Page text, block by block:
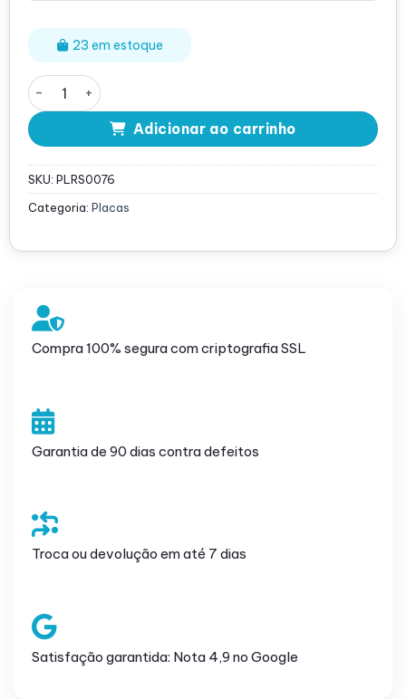
23 em estoque
Placa Riser HP DL380/DL560 G9 - 777281-001
Adicionar ao carrinho
SKU: PLRS0076
Categoria: Placas
Compra 100% segura com criptografia SSL
Garantia de 90 dias contra defeitos
Troca ou devolução em até 7 dias
Satisfação garantida: Nota 4,9 no Google